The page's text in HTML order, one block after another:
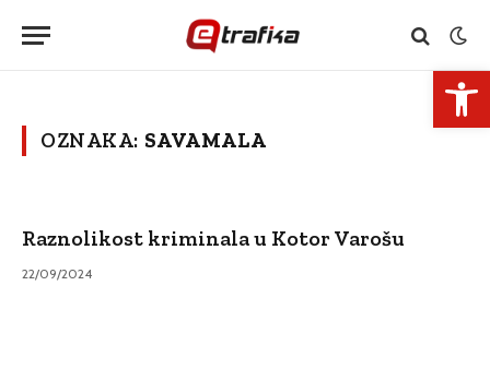
OZNAKA: SAVAMALA
Raznolikost kriminala u Kotor Varošu
22/09/2024